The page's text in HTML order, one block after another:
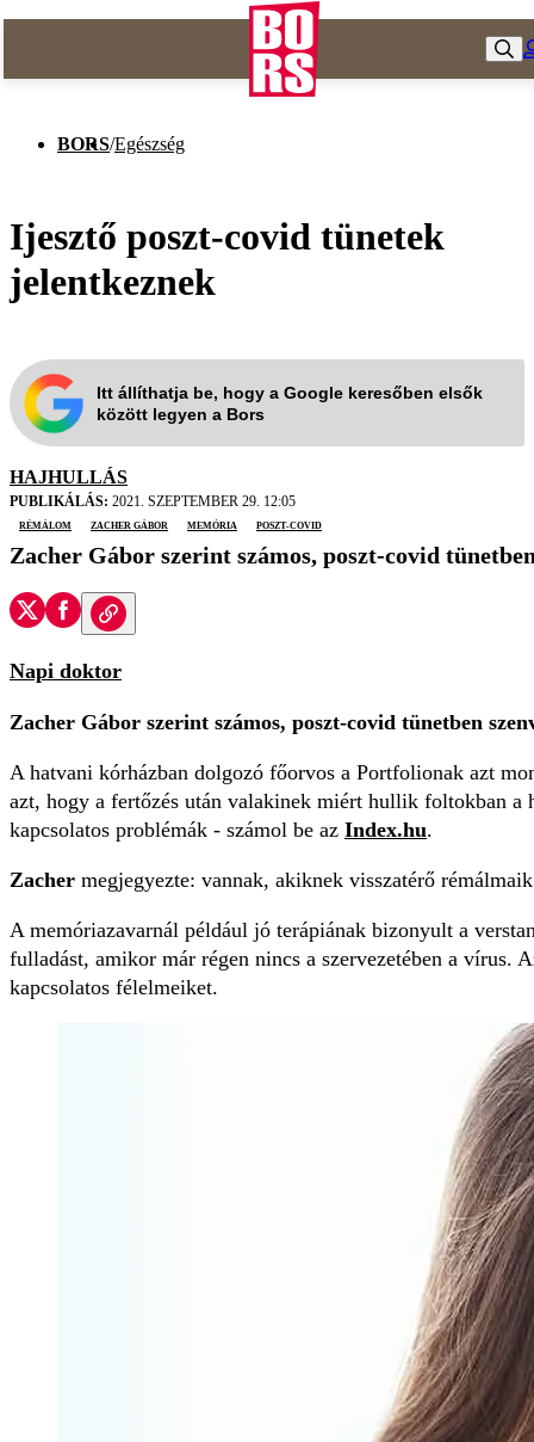
BORS/Egészség
Ijesztő poszt-covid tünetek
jelentkeznek
Itt állíthatja be, hogy a Google keresőben elsők
között legyen a Bors
HAJHULLÁS
PUBLIKÁLÁS: 2021. SZEPTEMBER 29. 12:05
rémálom
Zacher Gábor memória poszt-covid
Zacher Gábor szerint számos, poszt-covid
Napi doktor
Zacher Gábor szerint számos, poszt-covid tünetben
A hatvani kórházban dolgozó főorvos a Portfolionak azt
azt, hogy a fertőzés után valakinek miért hullik foltokban a
kapcsolatos problémák - számol be az Index.hu.
Zacher megjegyezte: vannak, akiknek visszatérő
A memóriazavarnál például jó terápiának bizonyult a
fulladást, amikor már régen nincs a szervezetében a vírus.
kapcsolatos félelmeiket.